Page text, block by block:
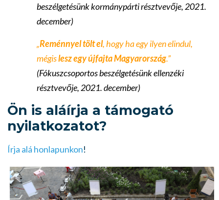
beszélgetésünk kormánypárti résztvevője, 2021.
december)
„Reménnyel tölt el, hogy ha egy ilyen elindul,
mégislesz egy újfajta Magyarország.”
(Fókuszcsoportos beszélgetésünk ellenzéki
résztvevője, 2021. december)
Ön is aláírja a támogató
nyilatkozatot?
Írja alá honlapunkon!